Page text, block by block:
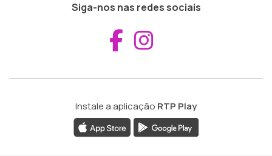
Siga-nos nas redes sociais
Aceder ao
Instale a aplicação RTP Play